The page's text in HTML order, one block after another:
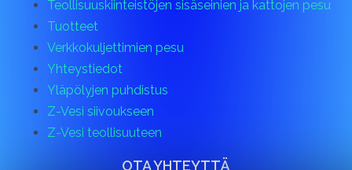
Teollisuuskiinteistöjen sisäseinien ja kattojen pesu
Tuotteet
Verkkokuljettimien pesu
Yhteystiedot
Yläpölyjen puhdistus
Z-Vesi siivoukseen
Z-Vesi teollisuuteen
OTA YHTEYTTÄ